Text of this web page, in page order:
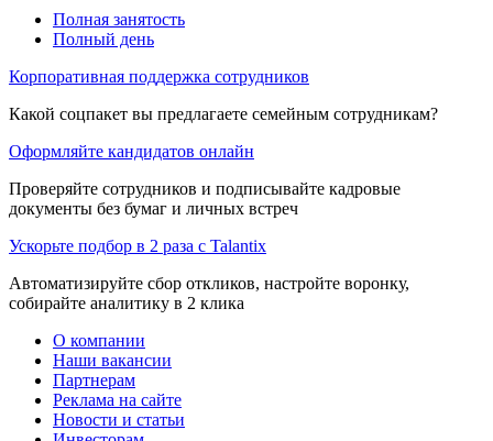
Полная занятость
Полный день
Корпоративная поддержка сотрудников
Какой соцпакет вы предлагаете семейным сотрудникам?
Оформляйте кандидатов онлайн
Проверяйте сотрудников и подписывайте кадровые
документы без бумаг и личных встреч
Ускорьте подбор в 2 раза с Talantix
Автоматизируйте сбор откликов, настройте воронку,
собирайте аналитику в 2 клика
О компании
Наши вакансии
Партнерам
Реклама на сайте
Новости и статьи